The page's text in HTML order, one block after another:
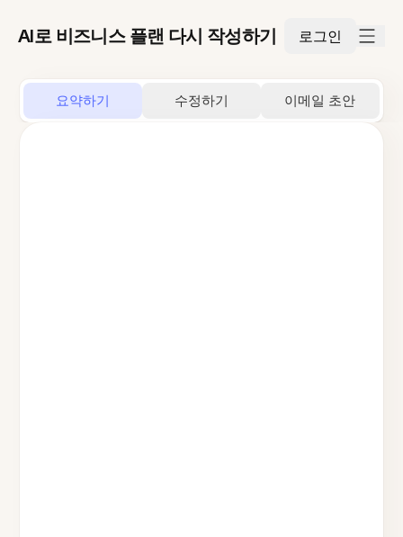
AI로 비즈니스 플랜 다시 작성하기 로그인
요약하기 수정하기 이메일 초안